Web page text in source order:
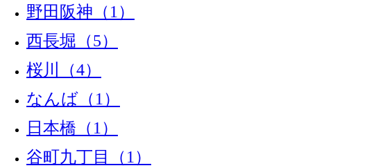
野田阪神（1）
西長堀（5）
桜川（4）
なんば（1）
日本橋（1）
谷町九丁目（1）